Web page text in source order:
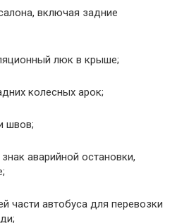
включая задние
люк в крыше;
колесных арок;
швов;
аварийной остановки,
части автобуса для перевозки